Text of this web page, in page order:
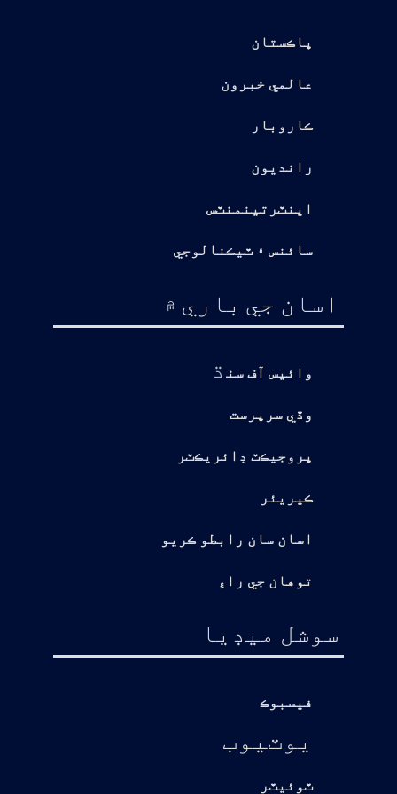
پاڪستان
عالمي خبرون
ڪاروبار
رانديون
اينٽرتينمنٽس
سائنس ۽ ٽيڪنالوجي
اسان جي باري ۾
وائيس آف سن ڌ
وڏي سرپرست
پروجيڪٽ ڊائريڪٽر
ڪيريئر
اسان سان رابطو ڪريو
توهان جي راءِ
سوشل ميڊيا
فيسبوڪ
يوٽيوب
ٽوئيٽر